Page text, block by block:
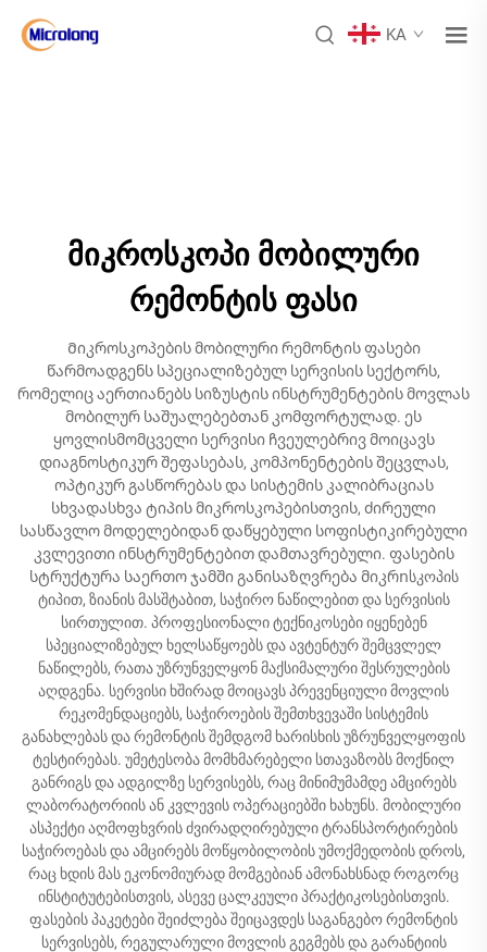
KA
მიკროსკოპი მობილური
რემონტის ფასი
Მიკროსკოპების მობილური რემონტის ფასები
წარმოადგენს სპეციალიზებულ სერვისის სექტორს,
რომელიც აერთიანებს სიზუსტის ინსტრუმენტების მოვლას
მობილურ საშუალებებთან კომფორტულად. ეს
ყოვლისმომცველი სერვისი ჩვეულებრივ მოიცავს
დიაგნოსტიკურ შეფასებას, კომპონენტების შეცვლას,
ოპტიკურ გასწორებას და სისტემის კალიბრაციას
სხვადასხვა ტიპის მიკროსკოპებისთვის, ძირეული
სასწავლო მოდელებიდან დაწყებული სოფისტიკირებული
კვლევითი ინსტრუმენტებით დამთავრებული. ფასების
სტრუქტურა საერთო ჯამში განისაზღვრება მიკრոსკოპის
ტიპით, ზიანის მასშტაბით, საჭირო ნაწილებით და სერვისის
სირთულით. პროფესიონალი ტექნიკოსები იყენებენ
სპეციალიზებულ ხელსაწყოებს და ავტენტურ შემცვლელ
ნაწილებს, რათა უზრუნველყონ მაქსიმალური შესრულების
აღდგენა. სერვისი ხშირად მოიცავს პრევენციული მოვლის
რეკომენდაციებს, საჭიროების შემთხვევაში სისტემის
განახლებას და რემონტის შემდგომ ხარისხის უზრუნველყოფის
ტესტირებას. უმეტესობა მომხმარებელი სთავაზობს მოქნილ
განრიგს და ადგილზე სერვისებს, რაც მინიმუმამდე ამცირებს
ლაბორატორიის ან კვლევის ოპერაციებში ხახუნს. მობილური
ასპექტი აღმოფხვრის ძვირადღირებული ტრანსპორტირების
საჭიროებას და ამცირებს მოწყობილობის უმოქმედობის დროს,
რაც ხდის მას ეკონომიურად მომგებიან ამონახსნად როგორც
ინსტიტუტებისთვის, ასევე ცალკეული პრაქტიკოსებისთვის.
ფასების პაკეტები შეიძლება შეიცავდეს საგანგებო რემონტის
სერვისებს, რეგულარული მოვლის გეგმებს და გარანტიის